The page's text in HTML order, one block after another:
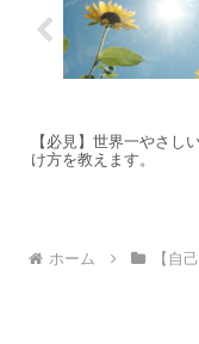
【必見】世界一やさし
け方を教えます。
ホーム 【自